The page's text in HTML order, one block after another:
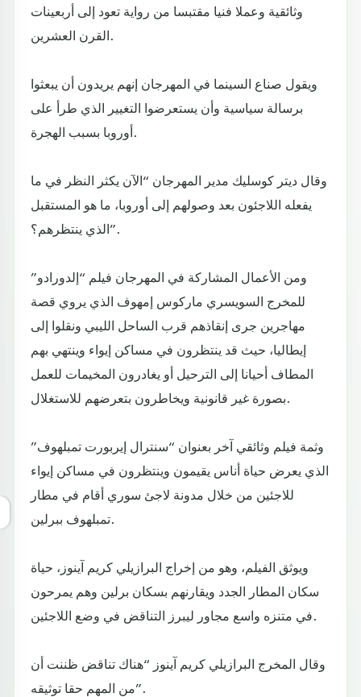
وثائقية وعملا فنيا مقتبسا من رواية تعود إلى أربعينات
القرن العشرين.
ويقول صناع السينما في المهرجان إنهم يريدون أن يبعثوا
برسالة سياسية وأن يستعرضوا التغيير الذي طرأ على
أوروبا بسبب الهجرة.
وقال ديتر كوسليك مدير المهرجان “الآن يكثر النظر في ما
يفعله اللاجئون بعد وصولهم إلى أوروبا، ما هو المستقبل
الذي ينتظرهم؟”.
ومن الأعمال المشاركة في المهرجان فيلم “إلدورادو”
للمخرج السويسري ماركوس إمهوف الذي يروي قصة
مهاجرين جرى إنقاذهم قرب الساحل الليبي ونقلوا إلى
إيطاليا، حيث قد ينتظرون في مساكن إيواء وينتهي بهم
المطاف أحيانا إلى الترحيل أو يغادرون المخيمات للعمل
بصورة غير قانونية ويخاطرون بتعرضهم للاستغلال.
وثمة فيلم وثائقي آخر بعنوان “سنترال إيربورت تمبلهوف”
الذي يعرض حياة أناس يقيمون وينتظرون في مساكن إيواء
للاجئين من خلال مدونة لاجئ سوري أقام في مطار
تمبلهوف ببرلين.
ويوثق الفيلم، وهو من إخراج البرازيلي كريم آينوز، حياة
سكان المطار الجدد ويقارنهم بسكان برلين وهم يمرحون
في متنزه واسع مجاور ليبرز التناقض في وضع اللاجئين.
وقال المخرج البرازيلي كريم آينوز “هناك تناقض ظننت أن
من المهم حقا توثيقه”.